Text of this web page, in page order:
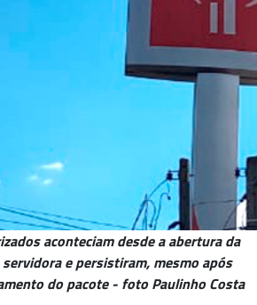
aconteciam desde a abertura da
e persistiram, mesmo após
do pacote - foto Paulinho Costa